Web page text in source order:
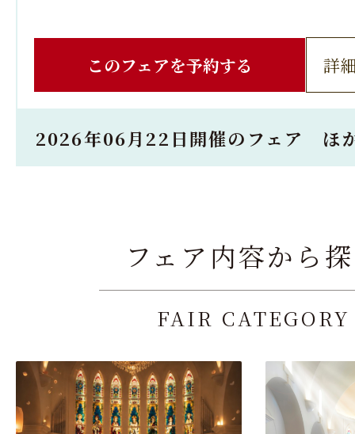
このフェアを予約する 詳
2026年06月22日開催のフェア ほ
フェア内容から
FAIR CATEGORY